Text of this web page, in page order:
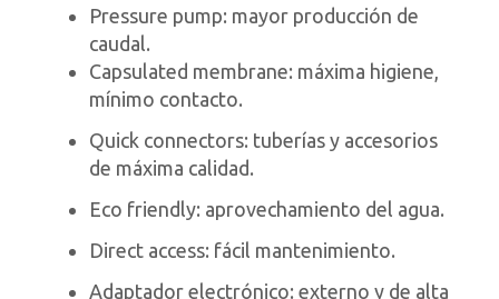
Pressure pump: mayor producción de
caudal.
Capsulated membrane: máxima higiene,
mínimo contacto.
Quick connectors: tuberías y accesorios
de máxima calidad.
Eco friendly: aprovechamiento del agua.
Direct access: fácil mantenimiento.
Adaptador electrónico: externo y de alta